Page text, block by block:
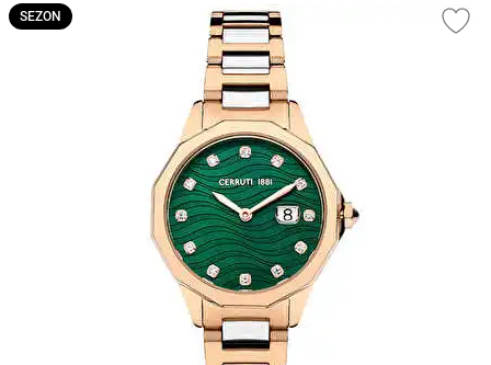
SEZON